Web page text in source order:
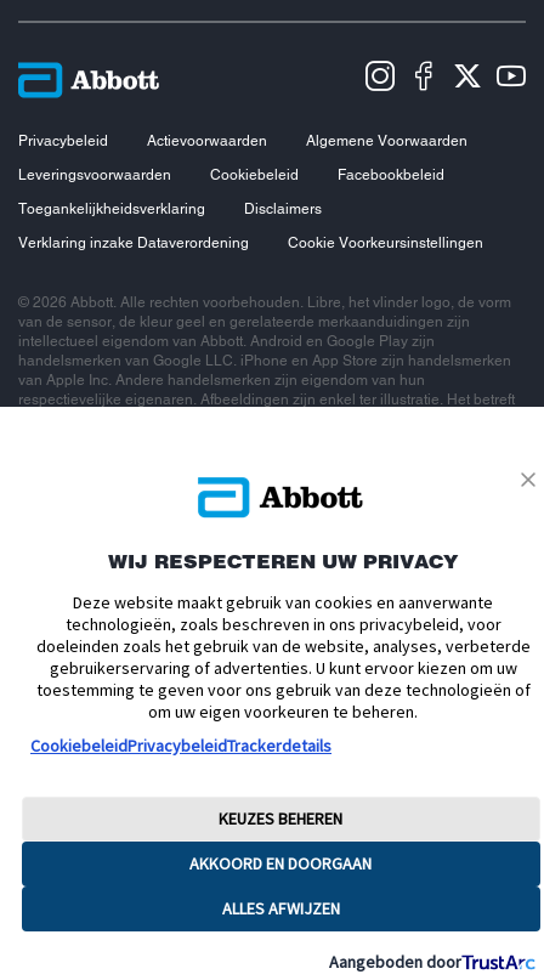
Privacybeleid Actievoorwaarden
Algemene Voorwaarden
Leveringsvoorwaarden
Cookiebeleid
Facebookbeleid
Toegankelijkheidsverklaring
Disclaimers
Verklaring inzake Dataverordening
Cookie Voorkeursinstellingen
© 2026 Abbott. Alle rechten voorbehouden. Libre, het vlinder logo, de vorm
van de sensor, de kleur geel en gerelateerde merkaanduidingen zijn
intellectueel eigendom van Abbott. Android en Google Play zijn
handelsmerken van Google LLC. iPhone en App Store zijn handelsmerken
van Apple Inc. Andere handelsmerken zijn eigendom van hun
respectievelijke eigenaren. Afbeeldingen zijn enkel ter illustratie. Het betreft
WIJ RESPECTEREN UW PRIVACY
Deze website maakt gebruik van cookies en aanverwante
technologieën, zoals beschreven in ons privacybeleid, voor
doeleinden zoals het gebruik van de website, analyses, verbeterde
gebruikerservaring of advertenties. U kunt ervoor kiezen om uw
toestemming te geven voor ons gebruik van deze technologieën of
om uw eigen voorkeuren te beheren.
CookiebeleidPrivacybeleidTrackerdetails
AKKOORD EN DOORGAAN
ALLES AFWIJZEN
KEUZES BEHEREN
Aangeboden door